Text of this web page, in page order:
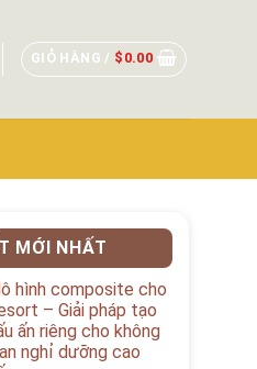
GIỎ HÀNG / $ 0.00
MỚI NHẤT
hình composite cho
– Giải pháp tạo
ấn riêng cho không
nghỉ dưỡng cao